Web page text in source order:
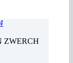
ZWERCH